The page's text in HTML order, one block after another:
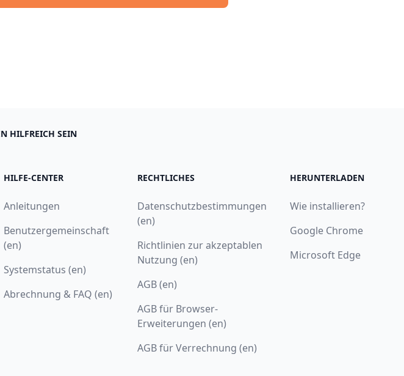
HILFREICH SEIN
HILFE-CENTER
Anleitungen
Benutzergemeinschaft
(en)
Systemstatus (en)
Abrechnung & FAQ (en)
RECHTLICHES
Datenschutzbestimmungen
(en)
Richtlinien zur akzeptablen
Nutzung (en)
AGB (en)
AGB für Browser-
Erweiterungen (en)
AGB für Verrechnung (en)
HERUNTERLADEN
Wie installieren?
Google Chrome
Microsoft Edge